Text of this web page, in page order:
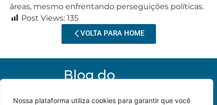
Nossa plataforma utiliza cookies para garantir que você
áreas, mesmo enfrentando perseguições políticas.
Post Views: 135
VOLTA PARA HOME